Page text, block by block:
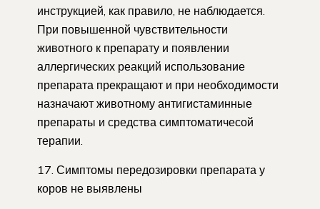
инструкцией, как правило, не наблюдается.
При повышенной чувствительности
животного к препарату и появлении
аллергических реакций использование
препарата прекращают и при необходимости
назначают животному антигистаминные
препараты и средства симптоматичесой
терапии.
17. Симптомы передозировки препарата у
коров не выявлены